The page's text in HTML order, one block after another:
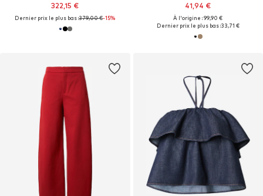
322,15 €
Dernier prix le plus bas :379,00 €-15%
41,94 €
À l'origine : 99,90 €
Dernier prix le plus bas :33,71 €